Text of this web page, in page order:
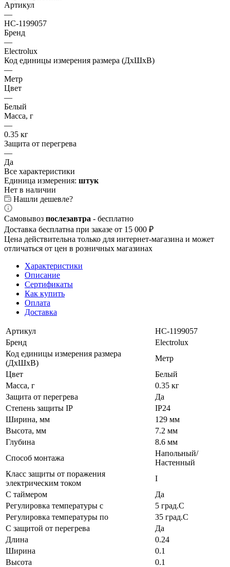
Артикул
—
НС-1199057
Бренд
—
Electrolux
Код единицы измерения размера (ДхШхВ)
—
Метр
Цвет
—
Белый
Масса, г
—
0.35 кг
Защита от перегрева
—
Да
Все характеристики
Единица измерения: штук
Нет в наличии
Нашли дешевле?
Самовывоз послезавтра - бесплатно
Доставка бесплатна при заказе от 15 000 ₽
Цена действительна только для интернет-магазина и может
отличаться от цен в розничных магазинах
Характеристики
Описание
Сертификаты
Как купить
Оплата
Доставка
Артикул
НС-1199057
Бренд
Electrolux
Код единицы измерения размера
(ДхШхВ)
Метр
Цвет
Белый
Масса, г
0.35 кг
Защита от перегрева
Да
Степень защиты IP
IP24
Ширина, мм
129 мм
Высота, мм
7.2 мм
Глубина
8.6 мм
Способ монтажа
Напольный/
Настенный
Класс защиты от поражения
электрическим током
I
С таймером
Да
Регулировка температуры с
5 град.C
Регулировка температуры по
35 град.C
С защитой от перегрева
Да
Длина
0.24
Ширина
0.1
Высота
0.1